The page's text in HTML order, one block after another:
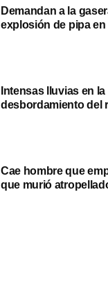
Demandan a la
explosión de pipa
Intensas lluvias en
desbordamiento del
Cae hombre que
que murió